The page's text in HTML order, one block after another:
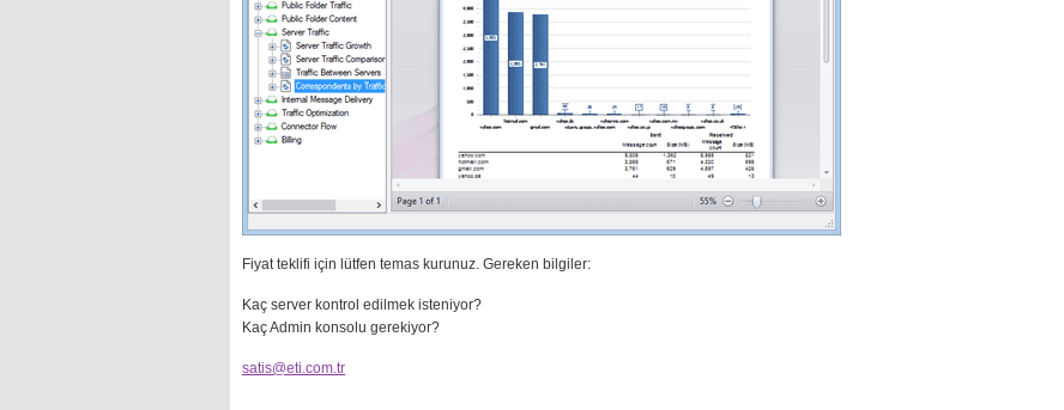
Fiyat teklifi için lütfen temas kurunuz. Gereken bilgiler:
Kaç server kontrol edilmek isteniyor?
Kaç Admin konsolu gerekiyor?
satis@eti.com.tr